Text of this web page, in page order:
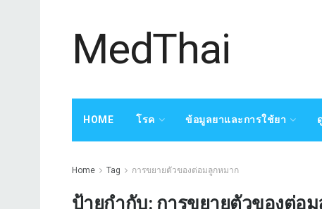
MedThai
HOME โรค ข้อมูลยาและการใช้ยา
Home Tag การขยายตัวของต่อมลูกหมาก
ป้ายกำกับ: การขยายตัวของต่อ